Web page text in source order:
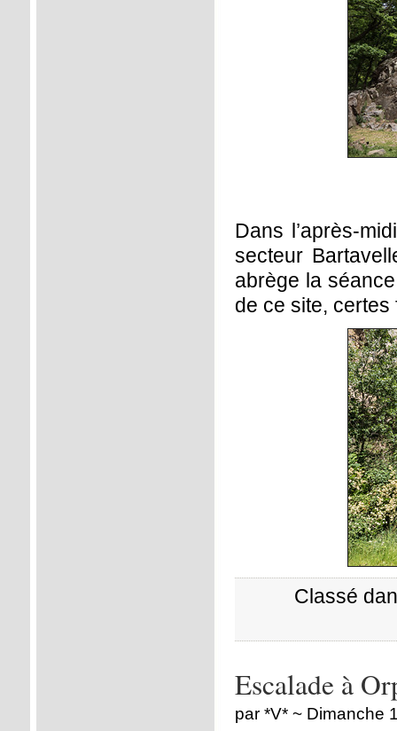
Dans l’après-
secteur
abrège la
de ce site,
Classé
Escalade à
par *V* ~ Dimanche